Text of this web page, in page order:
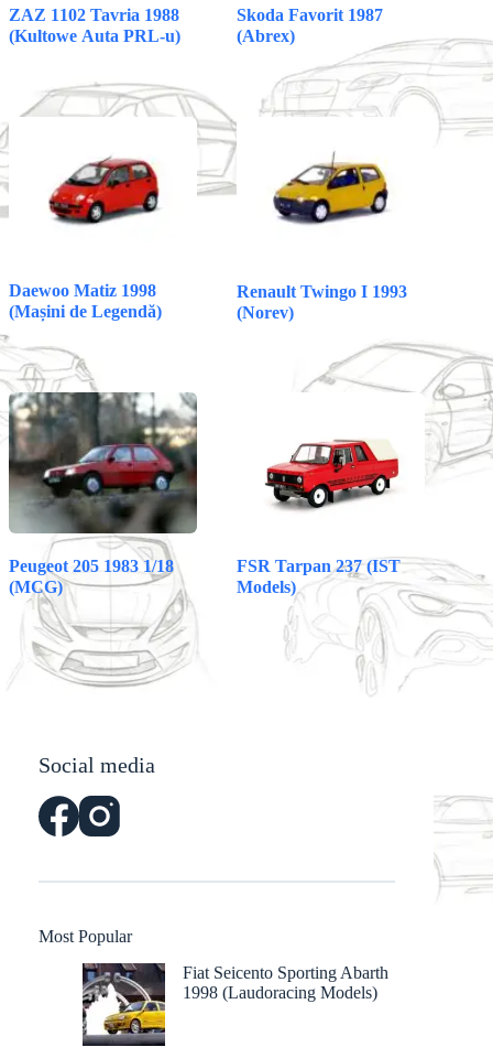
ZAZ 1102 Tavria 1988
(Kultowe Auta PRL-u)
Skoda Favorit 1987
(Abrex)
Daewoo Matiz 1998
(Mașini de Legendă)
Renault Twingo I 1993
(Norev)
Peugeot 205 1983 1/18
(MCG)
FSR Tarpan 237 (IST
Models)
Social media
Most Popular
Fiat Seicento Sporting Abarth
1998 (Laudoracing Models)